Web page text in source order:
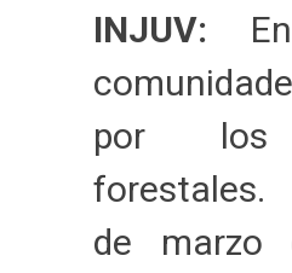
INJUV:
por los
forestales.
de marzo